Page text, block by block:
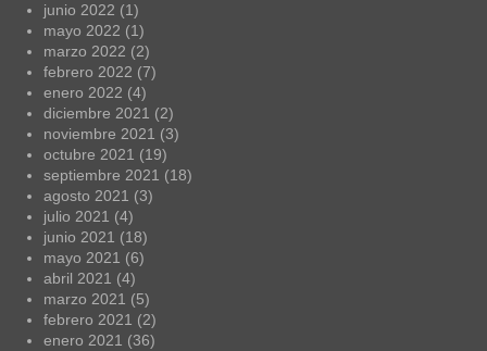
junio 2022 (1)
mayo 2022 (1)
marzo 2022 (2)
febrero 2022 (7)
enero 2022 (4)
diciembre 2021 (2)
noviembre 2021 (3)
octubre 2021 (19)
septiembre 2021 (18)
agosto 2021 (3)
julio 2021 (4)
junio 2021 (18)
mayo 2021 (6)
abril 2021 (4)
marzo 2021 (5)
febrero 2021 (2)
enero 2021 (36)